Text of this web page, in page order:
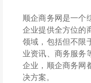
顺企商务网是一个
企业提供全方位的
领域，包括但不限
业资讯、商务服务
企业，顺企商务网
决方案。